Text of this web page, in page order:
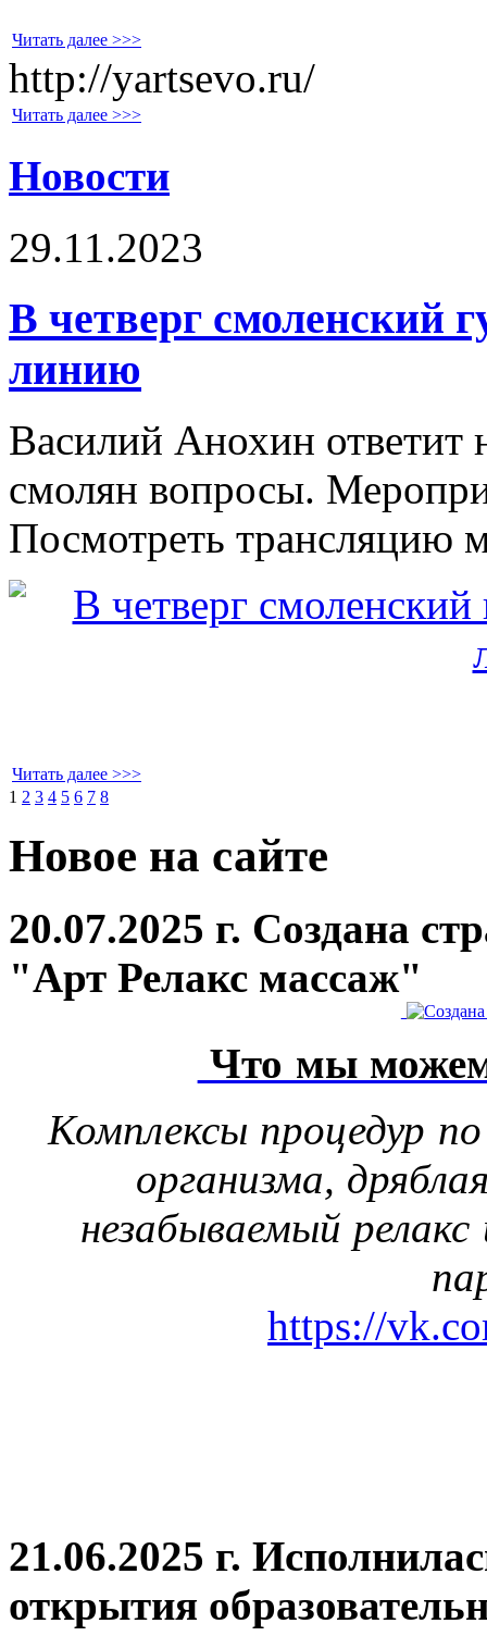
Читать далее >>>
http://yartsevo.ru/
Читать далее >>>
Новости
29.11.2023
В четверг смоленский
линию
Василий Анохин ответит
смолян вопросы.
Посмотреть трансляцию
Читать далее >>>
1 2 3 4 5 6 7 8
Новое на сайте
20.07.2025 г. Создана
"Арт Релакс массаж"
Что мы
Комплексы процедур
организма,
незабываемый
https://
21.06.2025 г.
открытия